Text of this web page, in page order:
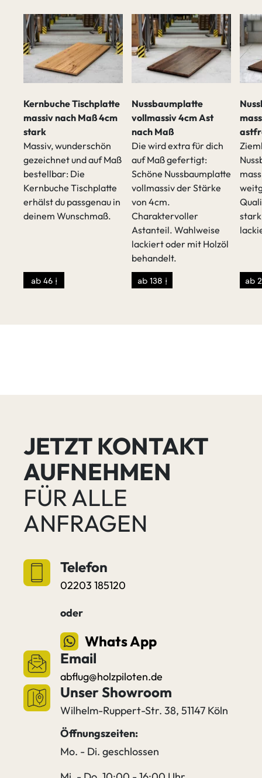
Kernbuche Tischplatte
massiv nach Maß 4cm
stark
Massiv, wunderschön
gezeichnet und auf Maß
bestellbar: Die
Kernbuche Tischplatte
erhälst du passgenau in
deinem Wunschmaß.
ab 46 €
Nussbaumplatte
vollmassiv 4cm Ast
nach Maß
Die wird extra für dich
auf Maß gefertigt:
Schöne Nussbaumplatte
vollmassiv der Stärke
von 4cm.
Charaktervoller
Astanteil. Wahlweise
lackiert oder mit Holzöl
behandelt.
ab 138 € ab
JETZT KONTAKT
AUFNEHMEN
FÜR ALLE
ANFRAGEN
Telefon
02203 185120
oder
Whats App
Email
abflug@holzpiloten.de
Unser Showroom
Wilhelm-Ruppert-Str. 38, 51147 Köln
Öffnungszeiten:
Mo. - Di. geschlossen